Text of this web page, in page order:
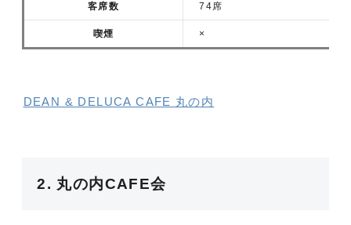
客席数 74席
喫煙 ×
DEAN & DELUCA CAFE 丸の内
2. 丸の内CAFE会